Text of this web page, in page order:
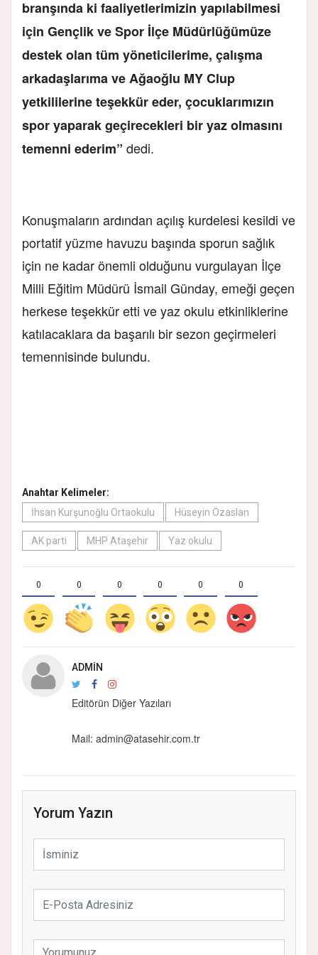
branşında ki faaliyetlerimizin yapılabilmesi
için Gençlik ve Spor İlçe Müdürlüğümüze
destek olan tüm yöneticilerime, çalışma
arkadaşlarıma ve Ağaoğlu MY Clup
yetkililerine teşekkür eder, çocuklarımızın
spor yaparak geçirecekleri bir yaz olmasını
temenni ederim” dedi.
Konuşmaların ardından açılış kurdelesi kesildi ve
portatif yüzme havuzu başında sporun sağlık
için ne kadar önemli olduğunu vurgulayan İlçe
Milli Eğitim Müdürü İsmail Günday, emeği geçen
herkese teşekkür etti ve yaz okulu etkinliklerine
katılacaklara da başarılı bir sezon geçirmeleri
temennisinde bulundu.
Anahtar Kelimeler:
İhsan Kurşunoğlu Ortaokulu
Hüseyin Özaslan
AK parti MHP Ataşehir Yaz okulu
0 0 0 0 0 0
ADMIN
Editörün Diğer Yazıları
Mail: admin@atasehir.com.tr
Yorum Yazın